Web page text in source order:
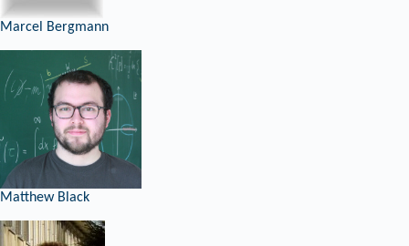
Marcel Bergmann
Matthew Black